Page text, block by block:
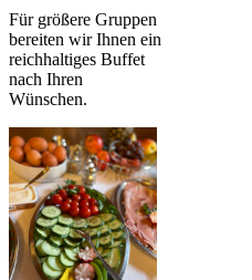
Für größere Gruppen
bereiten wir Ihnen ein
reichhaltiges Buffet
nach Ihren
Wünschen.